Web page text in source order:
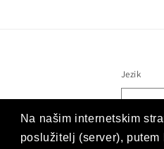
Na našim internetskim
poslužitelj (server),
Jezik